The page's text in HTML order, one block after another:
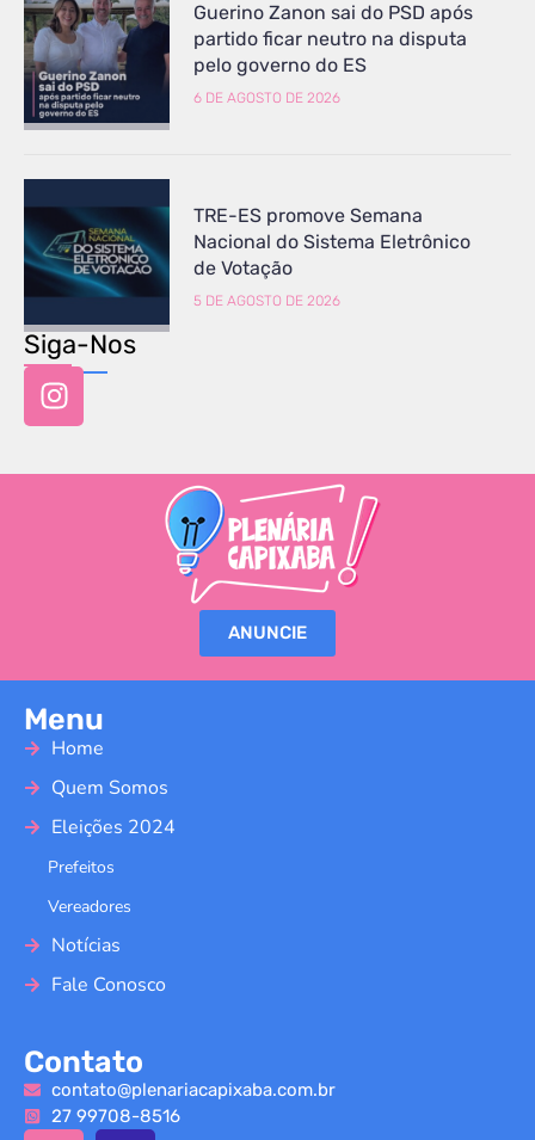
Guerino Zanon sai do PSD após
partido ficar neutro na disputa
pelo governo do ES
6 DE AGOSTO DE 2026
TRE-ES promove Semana
Nacional do Sistema Eletrônico
de Votação
5 DE AGOSTO DE 2026
Siga-Nos
ANUNCIE
Menu
Home
Quem Somos
Eleições 2024
Prefeitos
Vereadores
Notícias
Fale Conosco
Contato
contato@plenariacapixaba.com.br
27 99708-8516